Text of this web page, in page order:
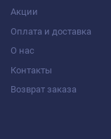
Акции
Оплата и доставка
О нас
Контакты
Возврат заказа